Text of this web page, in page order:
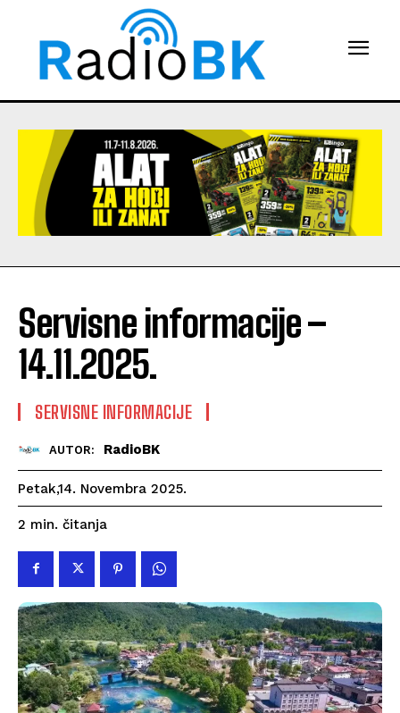
Servisne informacije –
14.11.2025.
SERVISNE INFORMACIJE
AUTOR: RadioBK
Petak,14. Novembra 2025.
2 min. čitanja